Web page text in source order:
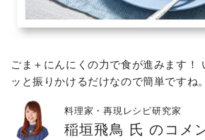
ごま＋にんにくの力で食が進みます！
ッと振りかけるだけなので簡単ですね。
料理家・再現レシピ研究家
稲垣飛鳥 氏 のコメ